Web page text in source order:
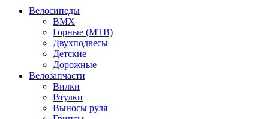
Велосипеды
BMX
Горные (MTB)
Двухподвесы
Детские
Дорожные
Велозапчасти
Вилки
Втулки
Выносы руля